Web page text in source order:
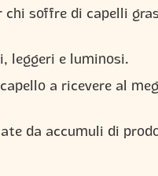
chi soffre di capelli
leggeri e luminosi.
a ricevere al
da accumuli di